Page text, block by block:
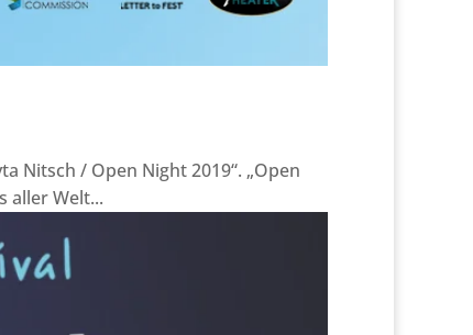
Nitsch / Open Night 2019“. „Open
aller Welt...